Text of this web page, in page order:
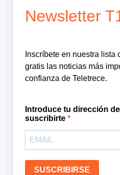
Newsletter
Inscríbete en nuestra lista
gratis las noticias más
confianza de Teletrece.
Introduce tu dirección
suscribirte
SUSCRIBIRSE